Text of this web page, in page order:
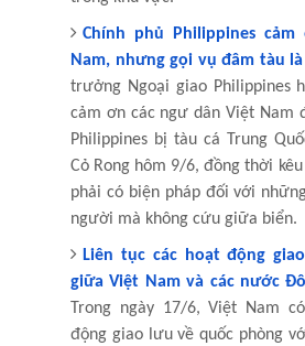
Chính phủ Philippines
Nam, nhưng gọi vụ đâm tàu
trưởng Ngoại giao Philippines
cảm ơn các ngư dân Việt Nam
Philippines bị tàu cá Trung
Cỏ Rong hôm 9/6, đồng thời
phải có biện pháp đối với
người mà không cứu giữa biển.
Liên tục các hoạt động
giữa Việt Nam và các nước
Trong ngày 17/6, Việt Nam
động giao lưu về quốc phòng